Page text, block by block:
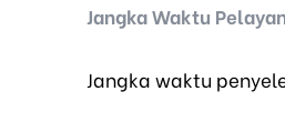
Jangka Waktu
Jangka waktu